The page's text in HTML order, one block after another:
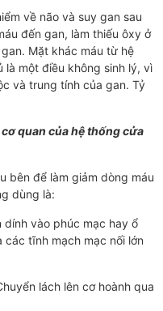
về não và suy gan sau
đến gan, làm thiếu ôxy ở
Mặt khác máu từ hệ
một điều không sinh lý, vì
và trung tính của gan. Tỷ
quan của hệ thống cửa
bên để làm giảm dòng máu
dùng là:
dính vào phúc mạc hay ổ
các tĩnh mạch mạc nối lớn
lách lên cơ hoành qua